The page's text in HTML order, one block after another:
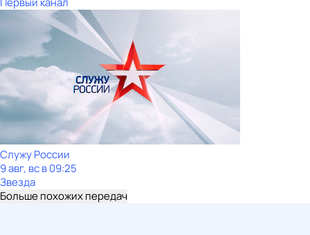
Служу Рoсcии
9 авг, вс в 09:25
Звезда
Больше похожих передач